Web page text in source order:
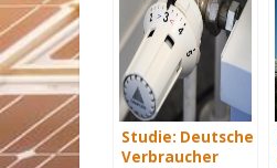
Studie: Deutsche
Verbraucher